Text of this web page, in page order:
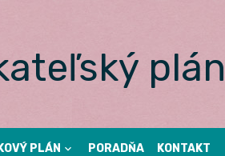
plán
PLÁN PORADŇA KONTAKT